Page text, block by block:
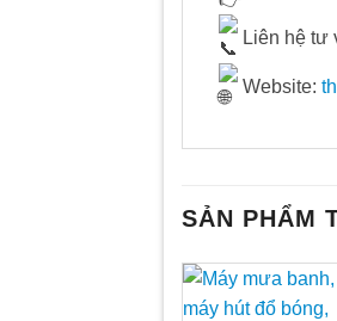
Liên hệ tư
Website:
SẢN PHẨM